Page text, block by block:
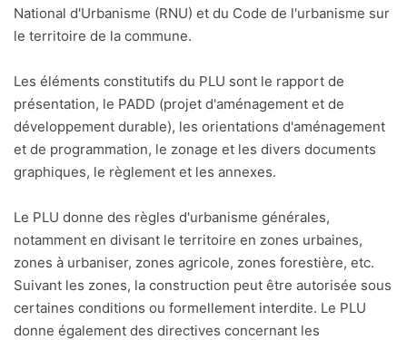
National d'Urbanisme (RNU) et du Code de l'urbanisme sur
le territoire de la commune.
Les éléments constitutifs du PLU sont le rapport de
présentation, le PADD (projet d'aménagement et de
développement durable), les orientations d'aménagement
et de programmation, le zonage et les divers documents
graphiques, le règlement et les annexes.
Le PLU donne des règles d'urbanisme générales,
notamment en divisant le territoire en zones urbaines,
zones à urbaniser, zones agricole, zones forestière, etc.
Suivant les zones, la construction peut être autorisée sous
certaines conditions ou formellement interdite. Le PLU
donne également des directives concernant les